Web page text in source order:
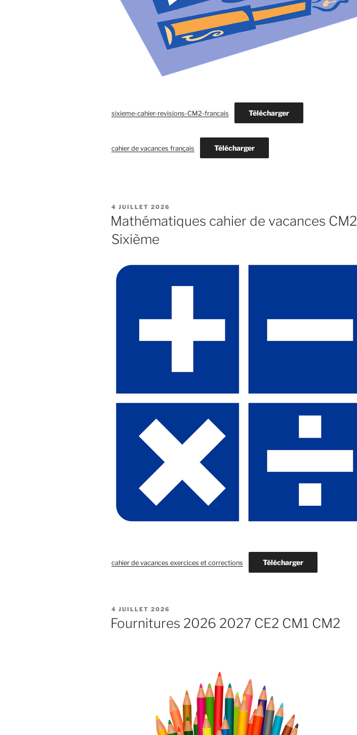
sixieme-cahier-revisions-CM2-francais Télécharger
cahier de vacances français Télécharger
PUBLIÉ
LE
4 JUILLET 2026
Mathématiques cahier de vacances CM2
Sixième
cahier de vacances exercices et corrections Télécharger
PUBLIÉ
LE
4 JUILLET 2026
Fournitures 2026 2027 CE2 CM1 CM2